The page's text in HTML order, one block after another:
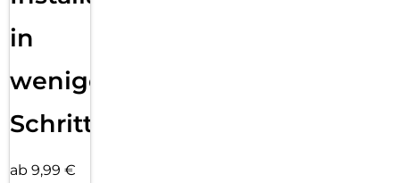
in
wenigen
Schritten
ab 9,99 €